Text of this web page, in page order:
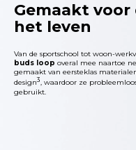
Gemaakt
het leven
Van de sportschool tot woon-
buds loop overal mee naartoe
gemaakt van eersteklas
design3, waardoor ze
gebruikt.